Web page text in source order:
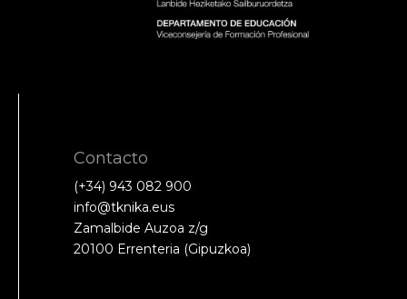
Contacto
(+34) 943 082 900
info@tknika.eus
Zamalbide Auzoa z/g
20100 Errenteria (Gipuzkoa)